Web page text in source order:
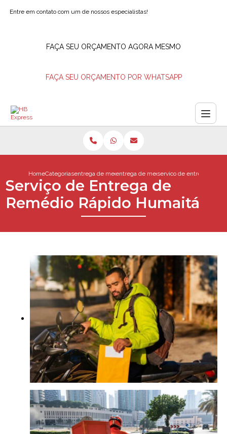
Entre em contato com um de nossos especialistas!
FAÇA SEU ORÇAMENTO AGORA MESMO
FAÇA SEU ORÇAMENTO POR WHATSAPP
HomeCategoriasentrega de medicamentosentrega de medicamento barra da tijuca
servico de entrega de
Serviço de Entrega de
Remédio Rápido Humaitá